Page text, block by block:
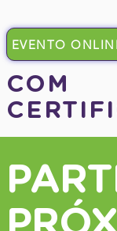
EVENTO
COM